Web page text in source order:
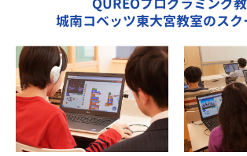
QUREOプログラミング
城南コベッツ東大宮教室のスク